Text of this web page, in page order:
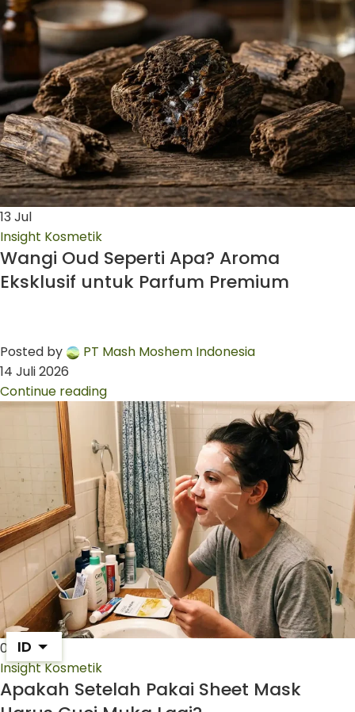
13 Jul
Insight Kosmetik
Wangi Oud Seperti Apa? Aroma
Eksklusif untuk Parfum Premium
Posted by
PT Mash Moshem Indonesia
14 Juli 2026
Continue reading
09 Jul
Insight Kosmetik
Apakah Setelah Pakai Sheet Mask
ID